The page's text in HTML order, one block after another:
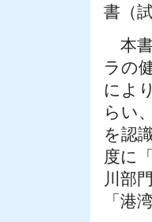
書（
本
ラの
によ
らい
を認
度に
川部
「港